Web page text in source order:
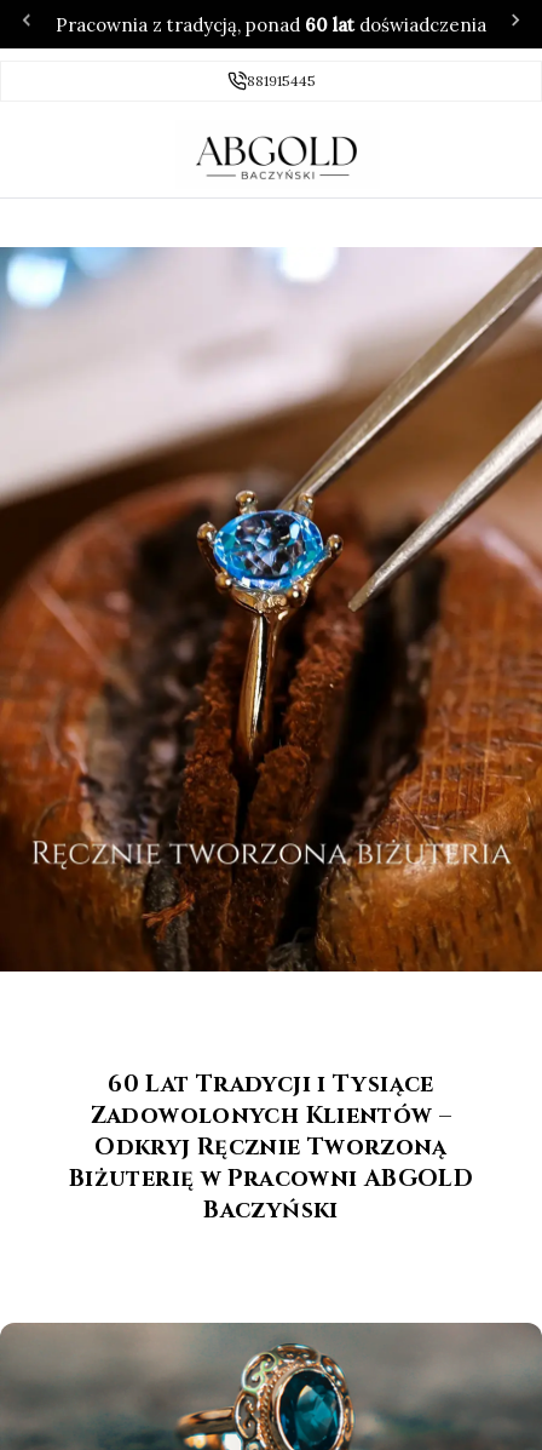
Pracownia z tradycją, ponad 60 latdoświadczenia
881915445
60 Lat Tradycji i Tysiące
Zadowolonych Klientów –
Odkryj Ręcznie Tworzoną
Biżuterię w Pracowni ABGOLD
Baczyński